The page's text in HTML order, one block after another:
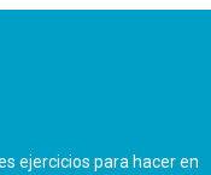
ejercicios para hacer en